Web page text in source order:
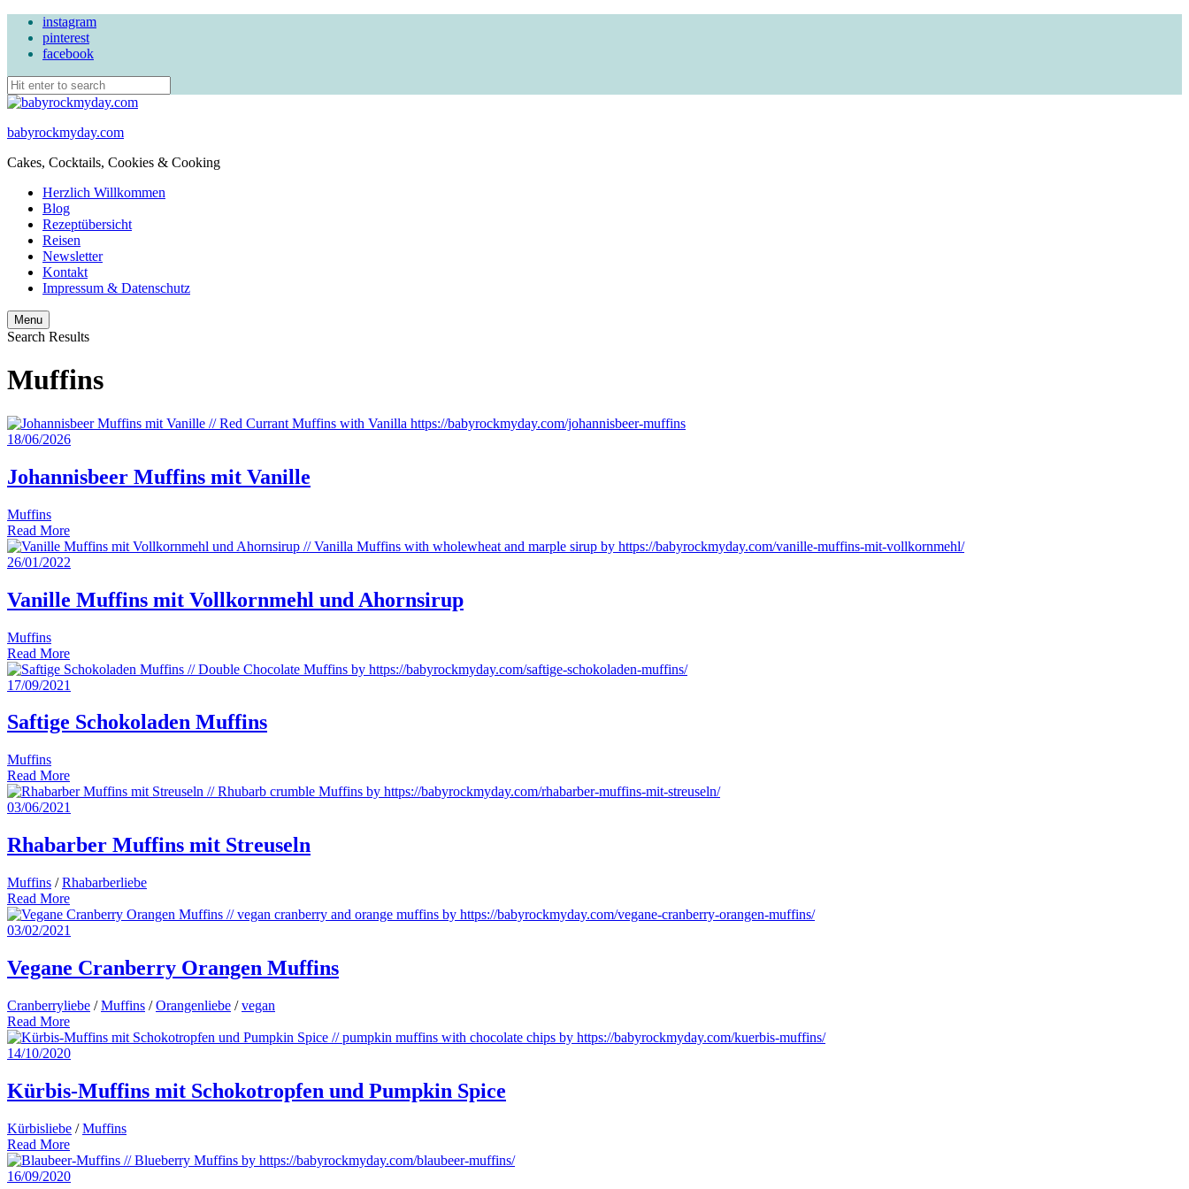
instagram
pinterest
facebook
babyrockmyday.com
Cakes, Cocktails, Cookies & Cooking
Herzlich Willkommen
Blog
Rezeptübersicht
Reisen
Newsletter
Kontakt
Impressum & Datenschutz
Search
Menu
Search Results
Muffins
18/06/2026
Johannisbeer Muffins mit Vanille
Muffins
Read More
26/01/2022
Vanille Muffins mit Vollkornmehl und Ahornsirup
Muffins
Read More
17/09/2021
Saftige Schokoladen Muffins
Muffins
Read More
03/06/2021
Rhabarber Muffins mit Streuseln
Muffins /Rhabarberliebe
Read More
03/02/2021
Vegane Cranberry Orangen Muffins
Cranberryliebe /Muffins /Orangenliebe /vegan
Read More
14/10/2020
Kürbis-Muffins mit Schokotropfen und Pumpkin Spice
Kürbisliebe /Muffins
Read More
16/09/2020